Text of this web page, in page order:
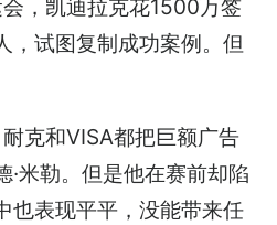
，凯迪拉克花1500万签
，试图复制成功案例。但
克和VISA都把巨额广告
·米勒。但是他在赛前却陷
也表现平平，没能带来任